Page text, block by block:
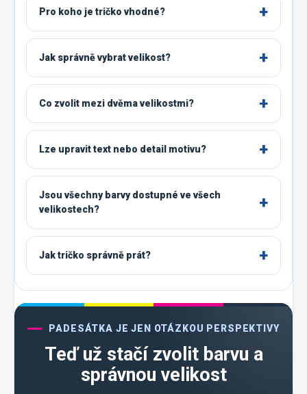
Pro koho je tričko vhodné?
Jak správně vybrat velikost?
Co zvolit mezi dvěma velikostmi?
Lze upravit text nebo detail motivu?
Jsou všechny barvy dostupné ve všech
velikostech?
Jak tričko správně prát?
PADESÁTKA JE JEN OTÁZKOU PERSPEKTIVY
Teď už stačí zvolit barvu a
správnou velikost